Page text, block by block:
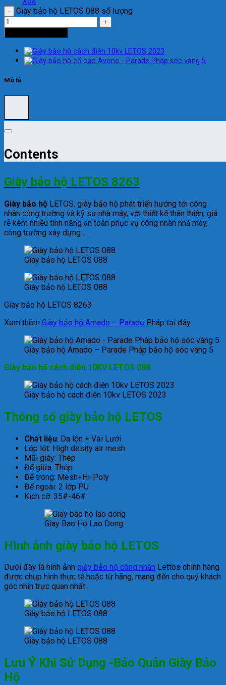
Giày bảo hộ LETOS 088 số lượng
Mô tả
Contents
Giày bảo hộ LETOS 8263
Giày bảo hộ LETOS, giày bảo hộ phát triển hướng tới công
nhân công trường và kỹ sư nhà máy, với thiết kế thân thiện, giá
rẻ kèm nhiều tính năng an toàn phục vụ công nhân nhà máy,
công trường xây dựng …
Giày bảo hộ LETOS 088
Giày bảo hộ LETOS 088
Giày bảo hộ LETOS 8263
Xem thêm Giày bảo hộ Amado – Parade Pháp tại đây
Giày bảo hộ Amado – Parade Pháp bảo hộ sóc vàng 5
Giày bảo hộ cách điện 10KV LETOS 088
Giày bảo hộ cách điện 10kv LETOS 2023
Thông số giày bảo hộ LETOS
Chất liệu: Da lộn + Vải Lưới
Lớp lót: High desity air mesh
Mũi giày: Thép
Đế giữa: Thép
Đế trong: Mesh+Hi-Poly
Đế ngoài: 2 lớp PU
Kích cỡ: 35#-46#
Giay Bao Ho Lao Dong
Hình ảnh giày bảo hộ LETOS
Dưới đây là hình ảnh giày bảo hộ công nhân Lettos chính hãng
được chụp hình thực tế hoặc từ hãng, mang đến cho quý khách
góc nhìn trực quan nhất .
Giày bảo hộ LETOS 088
Giày bảo hộ LETOS 088
Lưu Ý Khi Sử Dụng -Bảo Quản Giày Bảo
Hộ